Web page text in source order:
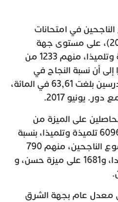
في امتحانات
الباكالوريا (دورة يونيو 2018)، على مستوى جهة
الشرق، بلغ 13509 تلميذة وتلميذا، منهم 1233 من
إلى أن نسبة النجاح في
صفوف المترشحين الممدرسين بلغت 63,61 في المائة،
على الميزة من
مجموع المترشحين بلغ 6096 تلميذة وتلميذا، بنسبة
44,9 في المائة من مجموع الناجحين، منهم 790
حصلوا على ميزة حسن جدا، و1681 على ميزة حسن، و
معدل عام بجهة الشرق